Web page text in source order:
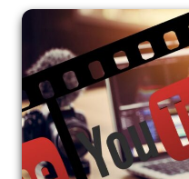
UMA
E
POR
QUE
ELA
IMPORTA